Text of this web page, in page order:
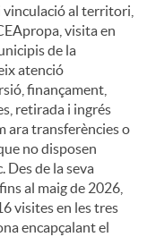
vinculació al territori,
visita en
de la
atenció
finançament,
retirada i ingrés
ara transferències o
no disposen
Des de la seva
al maig de 2026,
visites en les tres
encapçalant el